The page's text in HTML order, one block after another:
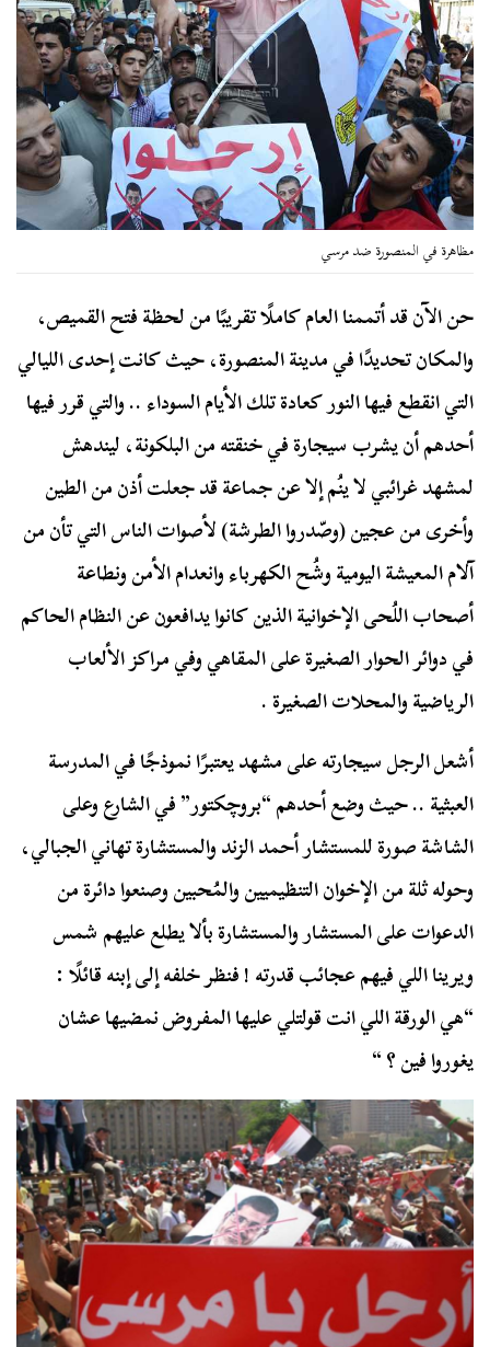
مظاهرة في المنصورة ضد مرسي
حن الآن قد أتممنا العام كاملًا تقريبًا من لحظة فتح القميص،
والمكان تحديدًا في مدينة المنصورة، حيث كانت إحدى الليالي
التي انقطع فيها النور كعادة تلك الأيام السوداء .. والتي قرر فيها
أحدهم أن يشرب سيجارة في خنقته من البلكونة، ليندهش
لمشهد غرائبي لا ينُم إلا عن جماعة قد جعلت أذن من الطين
وأخرى من عجين (وصّدروا الطرشة) لأصوات الناس التي تأن من
آلام المعيشة اليومية وشُح الكهرباء وانعدام الأمن ونطاعة
أصحاب اللُحى الإخوانية الذين كانوا يدافعون عن النظام الحاكم
في دوائر الحوار الصغيرة على المقاهي وفي مراكز الألعاب
الرياضية والمحلات الصغيرة .
أشعل الرجل سيجارته على مشهد يعتبرًا نموذجًا في المدرسة
العبثية .. حيث وضع أحدهم “بروچكتور” في الشارع وعلى
الشاشة صورة للمستشار أحمد الزند والمستشارة تهاني الجبالي،
وحوله ثلة من الإخوان التنظيميين والمُحبين وصنعوا دائرة من
الدعوات على المستشار والمستشارة بألا يطلع عليهم شمس
ويرينا اللي فيهم عجائب قدرته ! فنظر خلفه إلى إبنه قائلًا :
“هي الورقة اللي انت قولتلي عليها المفروض نمضيها عشان
يغوروا فين ؟ “